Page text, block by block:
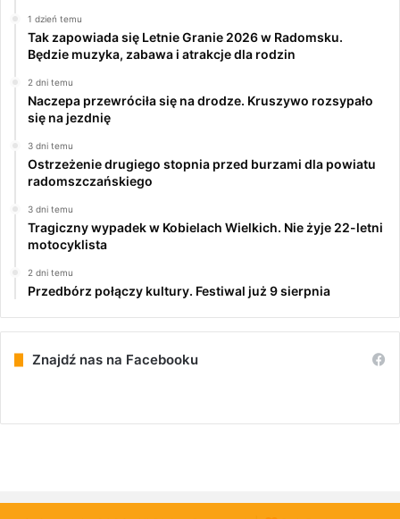
1 dzień temu
Tak zapowiada się Letnie Granie 2026 w Radomsku.
Będzie muzyka, zabawa i atrakcje dla rodzin
2 dni temu
Naczepa przewróciła się na drodze. Kruszywo rozsypało
się na jezdnię
3 dni temu
Ostrzeżenie drugiego stopnia przed burzami dla powiatu
radomszczańskiego
3 dni temu
Tragiczny wypadek w Kobielach Wielkich. Nie żyje 22-letni
motocyklista
2 dni temu
Przedbórz połączy kultury. Festiwal już 9 sierpnia
Znajdź nas na Facebooku